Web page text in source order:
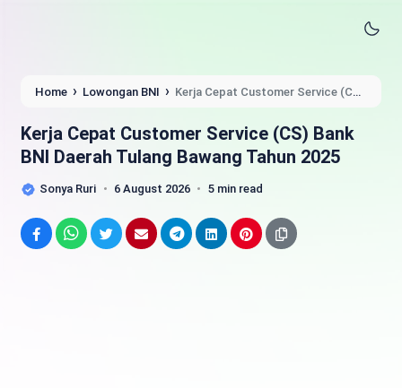
Home › Lowongan BNI › Kerja Cepat Customer Service (CS)
Kerja Cepat Customer Service (CS) Bank
BNI Daerah Tulang Bawang Tahun 2025
Sonya Ruri 6 August 2026 5 min read